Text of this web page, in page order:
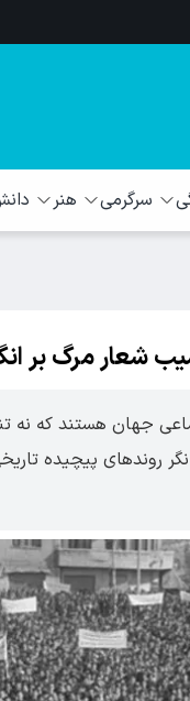
سرگرمی هنر
جهان هستند که نه
روندهای پیچیده